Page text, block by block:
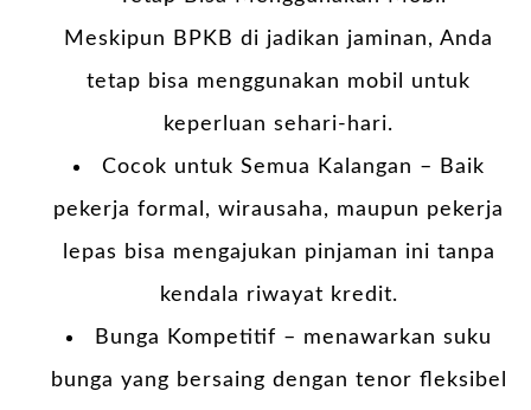
Meskipun BPKB di jadikan jaminan, Anda
tetap bisa menggunakan mobil untuk
keperluan sehari-hari.
Cocok untuk Semua Kalangan – Baik
pekerja formal, wirausaha, maupun pekerja
lepas bisa mengajukan pinjaman ini tanpa
kendala riwayat kredit.
Bunga Kompetitif – menawarkan suku
bunga yang bersaing dengan tenor fleksibel